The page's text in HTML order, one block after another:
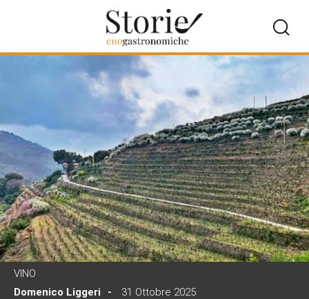
VINO
Domenico Liggeri
31 Ottobre 2025